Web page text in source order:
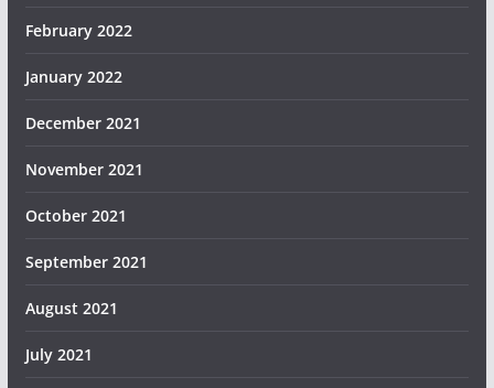
February 2022
January 2022
December 2021
November 2021
October 2021
September 2021
August 2021
July 2021